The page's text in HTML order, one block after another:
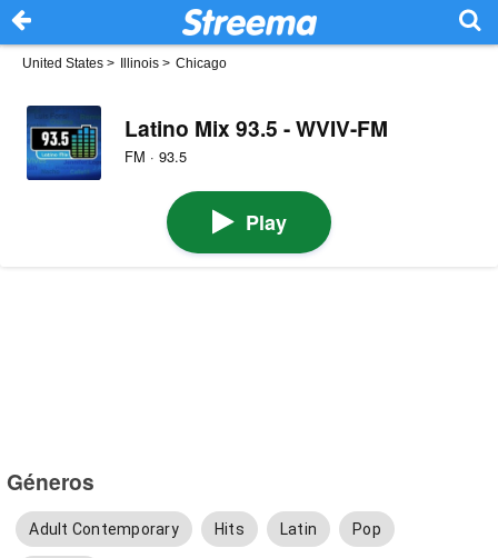
United States > Illinois > Chicago
Latino Mix 93.5 - WVIV-FM
FM · 93.5
Play
Géneros
Adult Contemporary Hits Latin Pop